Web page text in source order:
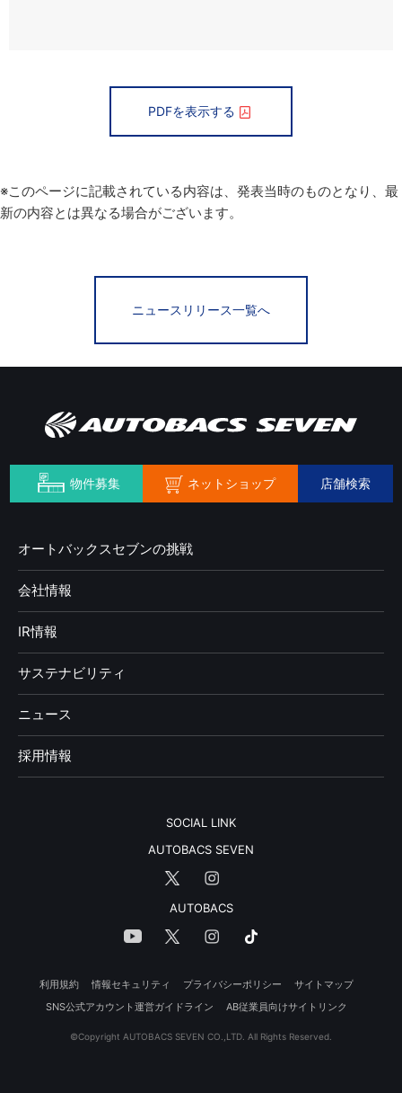
PDFを表示する
※このページに記載されている内容は、発表当時のものとなり、最
新の内容とは異なる場合がございます。
ニュースリリース一覧へ
物件募集 ネットショップ 店舗検索
オートバックスセブンの挑戦
会社情報
IR情報
サステナビリティ
ニュース
採用情報
SOCIAL LINK
AUTOBACS SEVEN
AUTOBACS
利用規約 情報セキュリティ プライバシーポリシー
サイトマップ
SNS公式アカウント運営ガイドライン
AB従業員向けサイトリンク
©Copyright AUTOBACS SEVEN CO.,LTD. All Rights Reserved.